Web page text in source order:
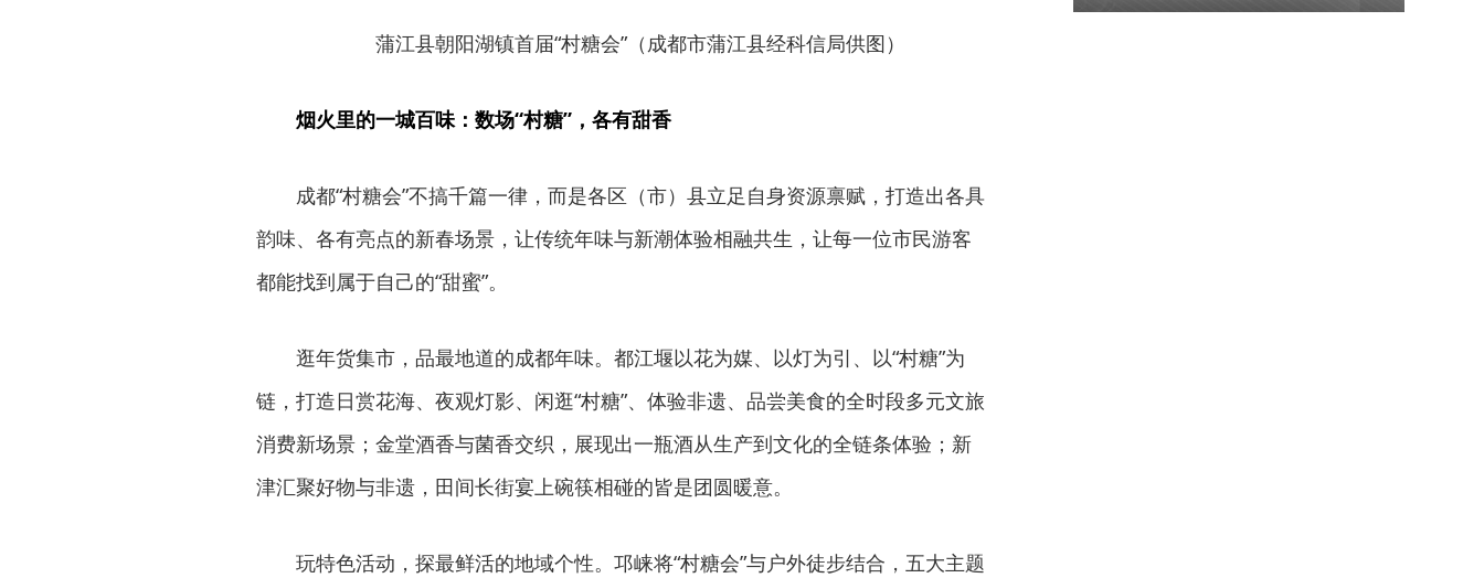
蒲江县朝阳湖镇首届“村糖会”（成都市蒲江县经科信局供图）
烟火里的一城百味：数场“村糖”，各有甜香
成都“村糖会”不搞千篇一律，而是各区（市）县立足自身资源禀赋，打造出各具
韵味、各有亮点的新春场景，让传统年味与新潮体验相融共生，让每一位市民游客
都能找到属于自己的“甜蜜”。
逛年货集市，品最地道的成都年味。都江堰以花为媒、以灯为引、以“村糖”为
链，打造日赏花海、夜观灯影、闲逛“村糖”、体验非遗、品尝美食的全时段多元文旅
消费新场景；金堂酒香与菌香交织，展现出一瓶酒从生产到文化的全链条体验；新
津汇聚好物与非遗，田间长街宴上碗筷相碰的皆是团圆暖意。
玩特色活动，探最鲜活的地域个性。邛崃将“村糖会”与户外徒步结合，五大主题